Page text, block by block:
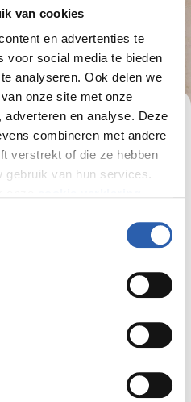
van cookies
en advertenties te
voor social media te bieden
analyseren. Ook delen we
onze site met onze
en analyse. Deze
combineren met andere
verstrekt of die ze hebben
gebruik van hun services.
die uw gegevens
kom je?